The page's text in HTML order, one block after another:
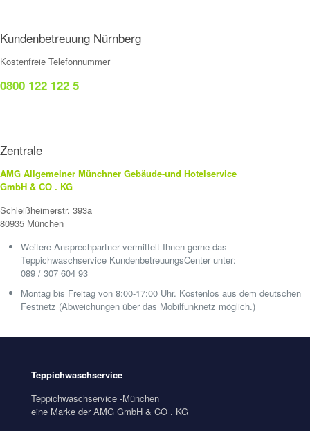
Kundenbetreuung Nürnberg
Kostenfreie Telefonnummer
0800 122 122 5
Zentrale
AMG Allgemeiner Münchner Gebäude-und Hotelservice
GmbH & CO . KG
Schleißheimerstr. 393a
80935 München
Weitere Ansprechpartner vermittelt Ihnen gerne das
Teppichwaschservice KundenbetreuungsCenter unter:
089 / 307 604 93
Montag bis Freitag von 8:00-17:00 Uhr. Kostenlos aus dem deutschen
Festnetz (Abweichungen über das Mobilfunknetz möglich.)
Teppichwaschservice
Teppichwaschservice -München
eine Marke der AMG GmbH & CO . KG